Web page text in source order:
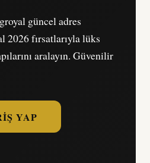
güncel adres
fırsatlarıyla lüks
aralayın. Güvenilir
YAP